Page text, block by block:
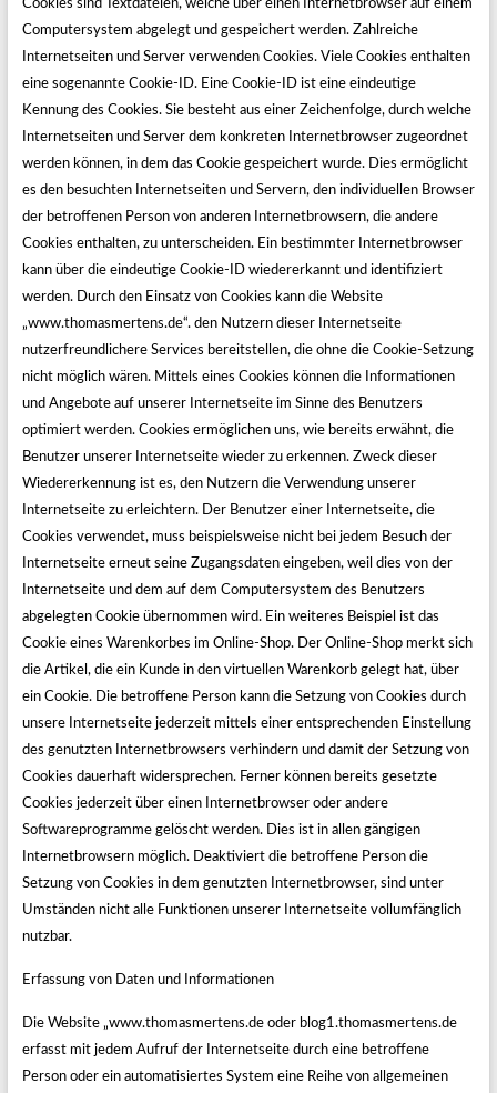
Cookies sind Textdateien, welche über einen Internetbrowser auf einem
Computersystem abgelegt und gespeichert werden. Zahlreiche
Internetseiten und Server verwenden Cookies. Viele Cookies enthalten
eine sogenannte Cookie-ID. Eine Cookie-ID ist eine eindeutige
Kennung des Cookies. Sie besteht aus einer Zeichenfolge, durch welche
Internetseiten und Server dem konkreten Internetbrowser zugeordnet
werden können, in dem das Cookie gespeichert wurde. Dies ermöglicht
es den besuchten Internetseiten und Servern, den individuellen Browser
der betroffenen Person von anderen Internetbrowsern, die andere
Cookies enthalten, zu unterscheiden. Ein bestimmter Internetbrowser
kann über die eindeutige Cookie-ID wiedererkannt und identifiziert
werden. Durch den Einsatz von Cookies kann die Website
„www.thomasmertens.de“. den Nutzern dieser Internetseite
nutzerfreundlichere Services bereitstellen, die ohne die Cookie-Setzung
nicht möglich wären. Mittels eines Cookies können die Informationen
und Angebote auf unserer Internetseite im Sinne des Benutzers
optimiert werden. Cookies ermöglichen uns, wie bereits erwähnt, die
Benutzer unserer Internetseite wieder zu erkennen. Zweck dieser
Wiedererkennung ist es, den Nutzern die Verwendung unserer
Internetseite zu erleichtern. Der Benutzer einer Internetseite, die
Cookies verwendet, muss beispielsweise nicht bei jedem Besuch der
Internetseite erneut seine Zugangsdaten eingeben, weil dies von der
Internetseite und dem auf dem Computersystem des Benutzers
abgelegten Cookie übernommen wird. Ein weiteres Beispiel ist das
Cookie eines Warenkorbes im Online-Shop. Der Online-Shop merkt sich
die Artikel, die ein Kunde in den virtuellen Warenkorb gelegt hat, über
ein Cookie. Die betroffene Person kann die Setzung von Cookies durch
unsere Internetseite jederzeit mittels einer entsprechenden Einstellung
des genutzten Internetbrowsers verhindern und damit der Setzung von
Cookies dauerhaft widersprechen. Ferner können bereits gesetzte
Cookies jederzeit über einen Internetbrowser oder andere
Softwareprogramme gelöscht werden. Dies ist in allen gängigen
Internetbrowsern möglich. Deaktiviert die betroffene Person die
Setzung von Cookies in dem genutzten Internetbrowser, sind unter
Umständen nicht alle Funktionen unserer Internetseite vollumfänglich
nutzbar.
Erfassung von Daten und Informationen
Die Website „www.thomasmertens.de oder blog1.thomasmertens.de
erfasst mit jedem Aufruf der Internetseite durch eine betroffene
Person oder ein automatisiertes System eine Reihe von allgemeinen